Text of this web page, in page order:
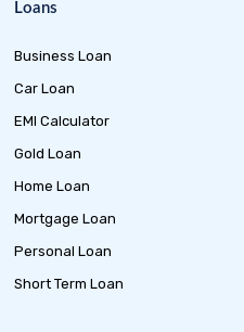
Loans
Business Loan
Car Loan
EMI Calculator
Gold Loan
Home Loan
Mortgage Loan
Personal Loan
Short Term Loan